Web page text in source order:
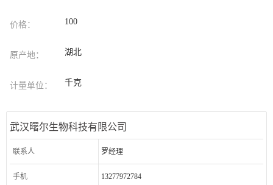
价格： 100
原产地： 湖北
计量单位： 千克
武汉曙尔生物科技有限公司
联系人 罗经理
手机 13277972784